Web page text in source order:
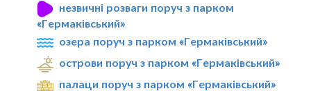
незвичні розваги поруч з парком
«Гермаківський»
озера поруч з парком «Гермаківський»
острови поруч з парком «Гермаківський»
палаци поруч з парком «Гермаківський»